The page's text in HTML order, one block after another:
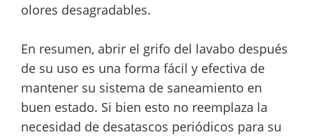
olores desagradables.
En resumen, abrir el grifo del lavabo después
de su uso es una forma fácil y efectiva de
mantener su sistema de saneamiento en
buen estado. Si bien esto no reemplaza la
necesidad de desatascos periódicos para su